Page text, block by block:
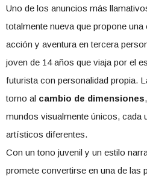
Uno de los anuncios más
totalmente nueva que propone
acción y aventura en tercera
joven de 14 años que viaja por el
futurista con personalidad propia.
torno al cambio de dimensiones
mundos visualmente únicos, cada
artísticos diferentes.
Con un tono juvenil y un estilo
promete convertirse en una de las